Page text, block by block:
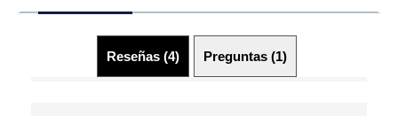
Reseñas (4) Preguntas (1)